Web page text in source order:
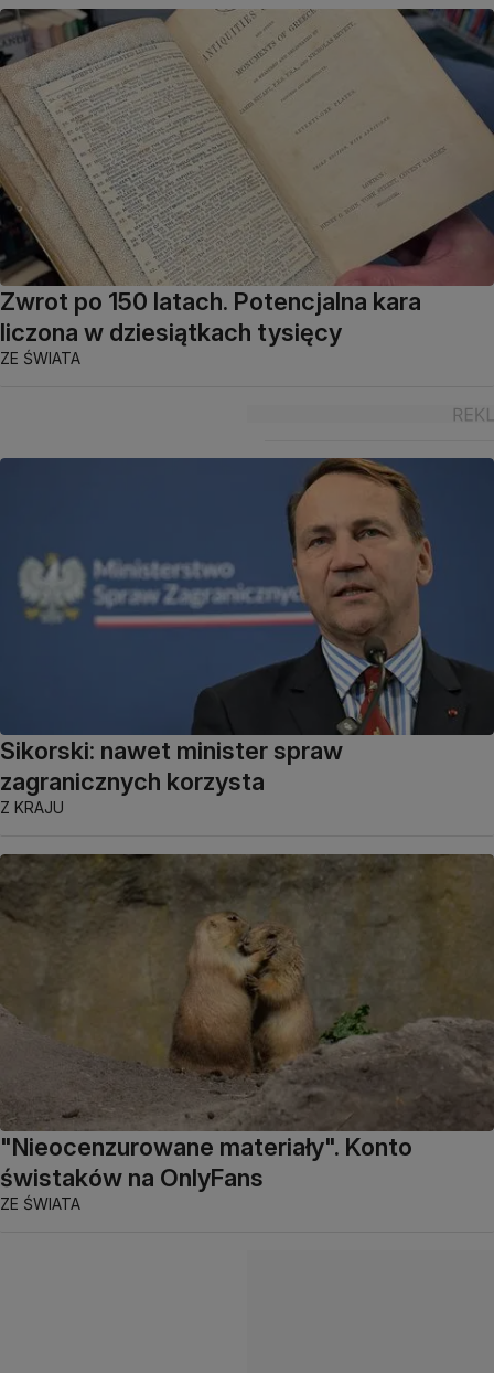
Zwrot po 150 latach. Potencjalna kara
liczona w dziesiątkach tysięcy
ZE ŚWIATA
Sikorski: nawet minister spraw
zagranicznych korzysta
Z KRAJU
"Nieocenzurowane materiały". Konto
świstaków na OnlyFans
ZE ŚWIATA